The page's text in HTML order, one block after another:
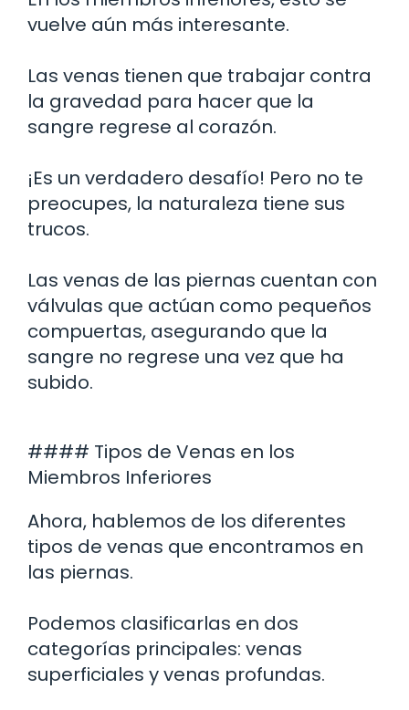
vuelve aún más interesante.
Las venas tienen que trabajar contra
la gravedad para hacer que la
sangre regrese al corazón.
¡Es un verdadero desafío! Pero no te
preocupes, la naturaleza tiene sus
trucos.
Las venas de las piernas cuentan con
válvulas que actúan como pequeños
compuertas, asegurando que la
sangre no regrese una vez que ha
subido.
#### Tipos de Venas en los
Miembros Inferiores
Ahora, hablemos de los diferentes
tipos de venas que encontramos en
las piernas.
Podemos clasificarlas en dos
categorías principales: venas
superficiales y venas profundas.